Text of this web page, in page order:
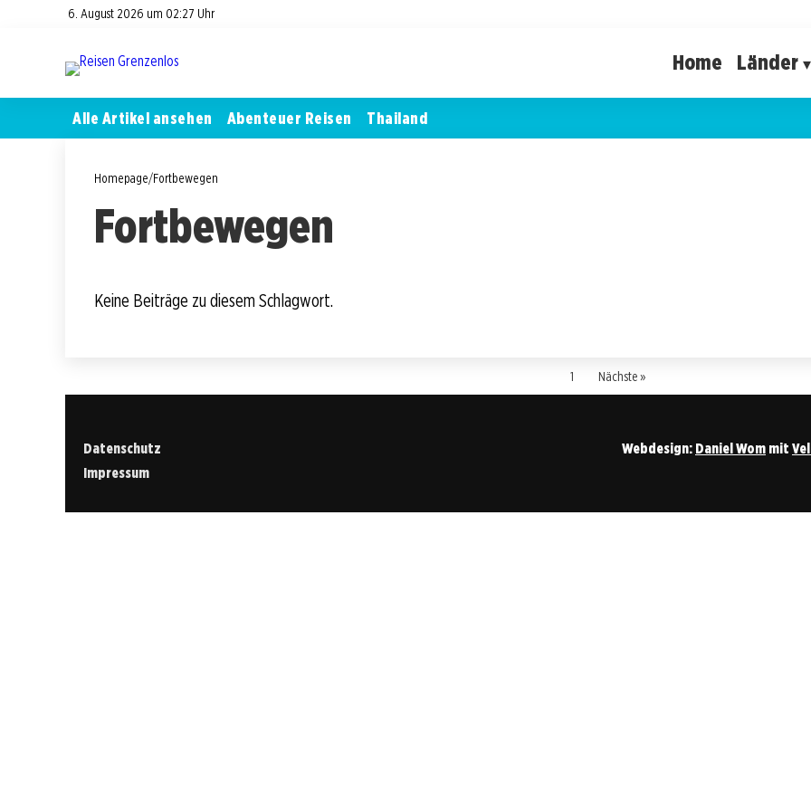
6. August 2026 um 02:27 Uhr
Home Länder
Alle Artikel ansehen Abenteuer Reisen Thailand
Homepage/Fortbewegen
Fortbewegen
Keine Beiträge zu diesem Schlagwort.
1 Nächste »
Datenschutz
Impressum
Webdesign: Daniel Wom mit